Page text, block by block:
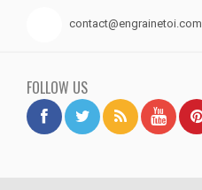
contact@engrainetoi.com
FOLLOW US